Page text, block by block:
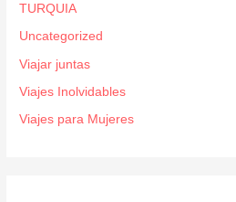
TURQUIA
Uncategorized
Viajar juntas
Viajes Inolvidables
Viajes para Mujeres